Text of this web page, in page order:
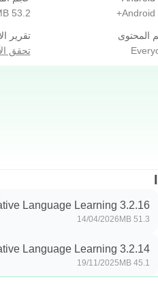
إلغاؤها خلال فترة الإشتراك
على سياسة الخصوصية الخاصة
Android
53.2 MB
المحتوى
تقرير
تحقق
Language Learning 3.2.16
51.3 MB
14/04/2026
Language Learning 3.2.14
45.1 MB
19/11/2025